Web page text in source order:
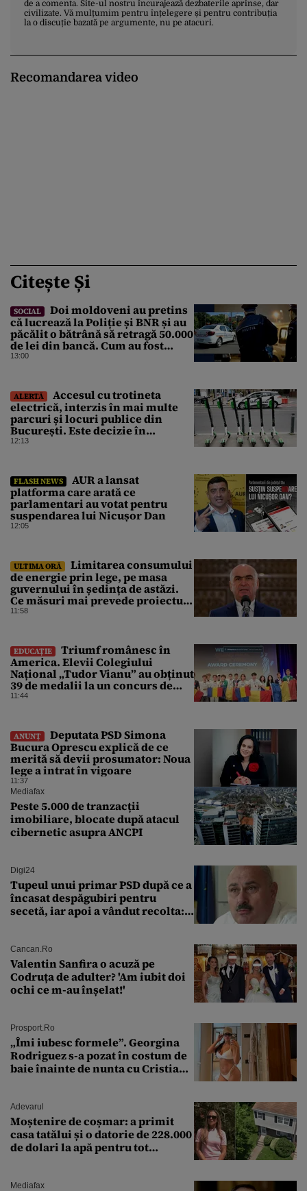
de a comenta. Site-ul nostru încurajează dezbaterile aprinse, dar
civilizate. Vă mulțumim pentru înțelegere și pentru contribuția
la o discuție bazată pe argumente, nu pe atacuri.
Recomandarea video
Citește Și
SOCIAL
Doi moldoveni au pretins
că lucrează la Poliție și BNR și au
păcălit o bătrână să retragă 50.000
de lei din bancă. Cum au fost
prinși
13:00
ALERTĂ
Accesul cu trotineta
electrică, interzis în mai multe
parcuri și locuri publice din
București. Este decizie în
premieră, iar amenzile sunt
12:13
FLASH NEWS
AUR a lansat
platforma care arată ce
parlamentari au votat pentru
suspendarea lui Nicușor Dan
12:05
ULTIMA ORĂ
Limitarea consumului
de energie prin lege, pe masa
guvernului în ședința de astăzi.
Ce măsuri mai prevede proiectul
în caz de pandemie, cutremur sau
11:58
EDUCAȚIE
Triumf românesc în
America. Elevii Colegiului
Național „Tudor Vianu” au obținut
39 de medalii la un concurs de
științe
11:44
ANUNȚ
Deputata PSD Simona
Bucura Oprescu explică de ce
merită să devii prosumator: Noua
lege a intrat în vigoare
11:37
Mediafax
Peste 5.000 de tranzacții
imobiliare, blocate după atacul
cibernetic asupra ANCPI
Digi24
Tupeul unui primar PSD după ce a
încasat despăgubiri pentru
secetă, iar apoi a vândut recolta:
Cancan.ro
Valentin Sanfira o acuză pe
Codruța de adulter? 'Am iubit doi
ochi ce m-au înșelat!'
Prosport.ro
„Îmi iubesc formele”. Georgina
Rodriguez s-a pozat în costum de
baie înainte de nunta cu Cristiano
Adevarul
Moștenire de coșmar: a primit
casa tatălui și o datorie de 228.000
de dolari la apă pentru tot
Mediafax